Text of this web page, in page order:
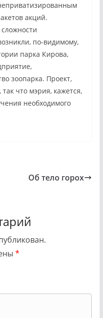
акций.
по-видимому,
парка Кирова,
зоопарка. Проект,
так что мэрия, кажется,
необходимого
Об тело горох
*